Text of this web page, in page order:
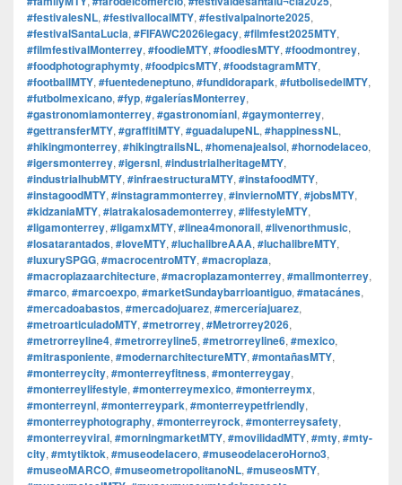
#festivalesNL, #festivallocalMTY, #festivalpalnorte2025,
#festivalSantaLucia, #FIFAWC2026legacy, #filmfest2025MTY,
#filmfestivalMonterrey, #foodieMTY, #foodiesMTY, #foodmontrey,
#foodphotographymty, #foodpicsMTY, #foodstagramMTY,
#footballMTY, #fuentedeneptuno, #fundidorapark, #futbolisedelMTY,
#futbolmexicano, #fyp, #galeríasMonterrey,
#gastronomiamonterrey, #gastronomíanl, #gaymonterrey,
#gettransferMTY, #graffitiMTY, #guadalupeNL, #happinessNL,
#hikingmonterrey, #hikingtrailsNL, #homenajealsol, #hornodelaceo,
#igersmonterrey, #igersnl, #industrialheritageMTY,
#industrialhubMTY, #infraestructuraMTY, #instafoodMTY,
#instagoodMTY, #instagrammonterrey, #inviernoMTY, #jobsMTY,
#kidzaniaMTY, #latrakalosademonterrey, #lifestyleMTY,
#ligamonterrey, #ligamxMTY, #linea4monorail, #livenorthmusic,
#losatarantados, #loveMTY, #luchalibreAAA, #luchalibreMTY,
#luxurySPGG, #macrocentroMTY, #macroplaza,
#macroplazaarchitecture, #macroplazamonterrey, #mallmonterrey,
#marco, #marcoexpo, #marketSundaybarrioantiguo, #matacánes,
#mercadoabastos, #mercadojuarez, #merceríajuarez,
#metroarticuladoMTY, #metrorrey, #Metrorrey2026,
#metrorreyline4, #metrorreyline5, #metrorreyline6, #mexico,
#mitrasponiente, #modernarchitectureMTY, #montañasMTY,
#monterreycity, #monterreyfitness, #monterreygay,
#monterreylifestyle, #monterreymexico, #monterreymx,
#monterreynl, #monterreypark, #monterreypetfriendly,
#monterreyphotography, #monterreyrock, #monterreysafety,
#monterreyviral, #morningmarketMTY, #movilidadMTY, #mty, #mty-
city, #mtytiktok, #museodelacero, #museodelaceroHorno3,
#museoMARCO, #museometropolitanoNL, #museosMTY,